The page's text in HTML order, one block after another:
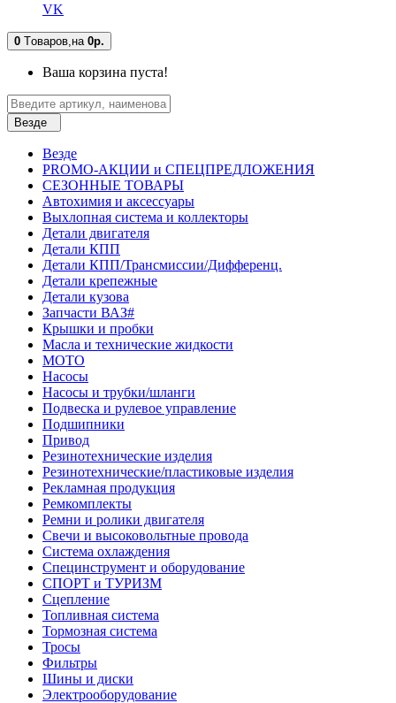
VK
0 Tоваров, на 0р.
Ваша корзина пуста!
Везде
Везде
PROMO-АКЦИИ и СПЕЦПРЕДЛОЖЕНИЯ
СЕЗОННЫЕ ТОВАРЫ
Автохимия и аксессуары
Выхлопная система и коллекторы
Детали двигателя
Детали КПП
Детали КПП/Трансмиссии/Дифференц.
Детали крепежные
Детали кузова
Запчасти ВАЗ#
Крышки и пробки
Масла и технические жидкости
МОТО
Насосы
Насосы и трубки/шланги
Подвеска и рулевое управление
Подшипники
Привод
Резинотехнические изделия
Резинотехнические/пластиковые изделия
Рекламная продукция
Ремкомплекты
Ремни и ролики двигателя
Свечи и высоковольтные провода
Система охлаждения
Специнструмент и оборудование
СПОРТ и ТУРИЗМ
Сцепление
Топливная система
Тормозная система
Тросы
Фильтры
Шины и диски
Электрооборудование